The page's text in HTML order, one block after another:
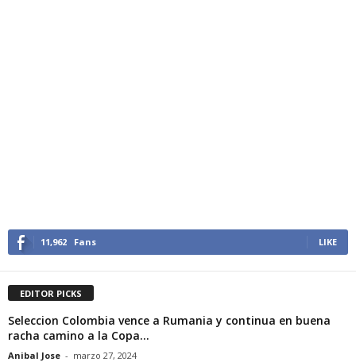
11,962 Fans LIKE
EDITOR PICKS
Seleccion Colombia vence a Rumania y continua en buena
racha camino a la Copa...
Anibal Jose - marzo 27, 2024